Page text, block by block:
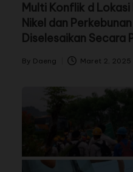
Multi Konflik d
Nikel dan
Diselesaikan Secara
By Daeng Maret 2, 2025